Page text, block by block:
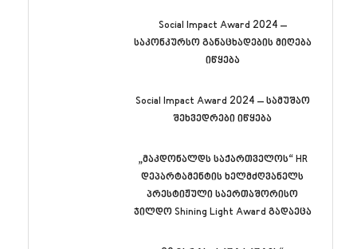
Social Impact Award 2024 –
საკონკურსო განაცხადების მიღება
იწყება
Social Impact Award 2024 – სამუშაო
შეხვედრები იწყება
„მაკდონალდს საქართველოს“ HR
დეპარტამენტის ხელმძღვანელს
პრესტიჟული საერთაშორისო
ჯილდო Shining Light Award გადაეცა